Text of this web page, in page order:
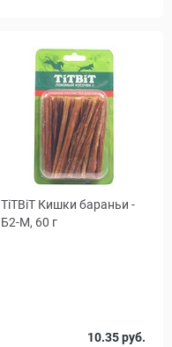
TiTBiT Кишки бараньи -
Б2-M, 60 г
10.35 руб.